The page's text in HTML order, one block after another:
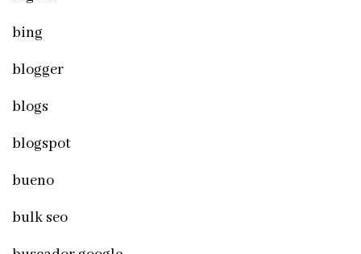
bing
blogger
blogs
blogspot
bueno
bulk seo